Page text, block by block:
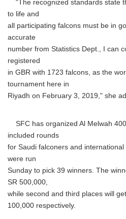
"The recognized standards state
to life and
all participating falcons must be in
accurate
number from Statistics Dept., I can
registered
in GBR with 1723 falcons, as the
tournament here in
Riyadh on February 3, 2019," she
SFC has organized Al Melwah
included rounds
for Saudi falconers and
were run
Sunday to pick 39 winners. The
SR 500,000,
while second and third places will
100,000 respectively.